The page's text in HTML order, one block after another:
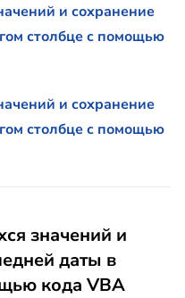
и сохранение
столбце с помощью
и сохранение
столбце с помощью
значений и
даты в
кода VBA